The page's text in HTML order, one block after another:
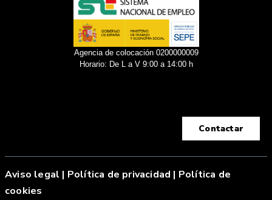
Agencia de colocación 0200000009
Horario: De L a V 9:00 a 14:00 h
Contactar
Aviso legal | Política de privacidad | Política de
cookies